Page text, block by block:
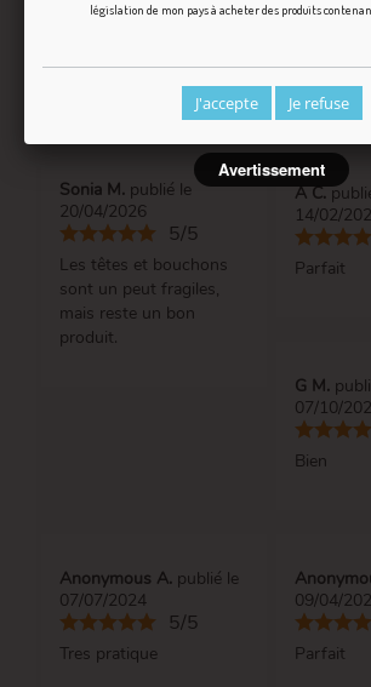
Based on54customer reviews
Sonia M. publié le
20/04/2026
5/5
Les têtes et bouchons
sont un peut fragiles,
mais reste un bon
produit.
A C.
14/02/
Parfait
G M.
07/10/
Bien
Anonymous A. publié le
07/07/2024
5/5
Tres pratique
09/04/
Parfait
législation de mon pays à acheter des produits
J'accepte Je refuse
Avertissement